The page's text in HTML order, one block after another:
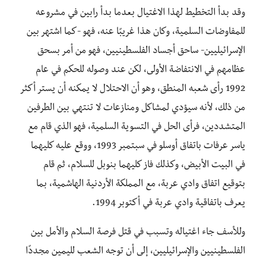
وقد بدأ التخطيط لهذا الاغتيال بعدما بدأ رابين في مشروعه
للمفاوضات السلمية، وكان هذا غريبًا عنه، فهو -كما اشتهر بين
الإسرائيليين- ساحق أجساد الفلسطينيين، فهو من أمر بسحق
عظامهم في الانتفاضة الأولى، لكن عند وصوله للحكم في عام
1992 رأى شعبه المنطق، وهو أن الاحتلال لا يمكنه أن يستر أكثر
من ذلك، لأنه سيؤدي لمشاكل ومنازعات لا تنتهي بين الطرفين
المتشددين، فرأى الحل في التسوية السلمية، فهو الذي قام مع
ياسر عرفات باتفاق أوسلو في سبتمبر 1993، ووقع عليه كليهما
في البيت الأبيض، وكذلك فاز كليهما بنوبل للسلام، ثم قام
بتوقيع اتفاق وادي عربة، مع المملكة الأردنية الهاشمية، بما
يعرف باتفاقية وادي عربة في أكتوبر 1994.
وللأسف جاء اغتياله وتسبب في قتل فرصة السلام والأمل بين
الفلسطينيين والإسرائيليين، إلى أن توجه الشعب لليمين مجددًا